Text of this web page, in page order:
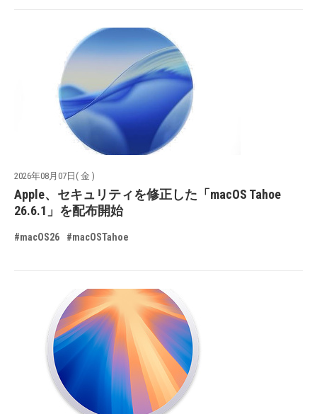
2026年08月07日( 金 )
Apple、セキュリティを修正した「macOS Tahoe
26.6.1」を配布開始
#macOS26 #macOSTahoe